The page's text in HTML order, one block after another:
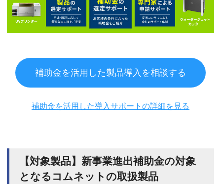
補助金を活用した製品導入を相談する
補助金を活用した導入サポートの詳細を見る
【対象製品】新事業進出補助金の対象
となるコムネットの取扱製品